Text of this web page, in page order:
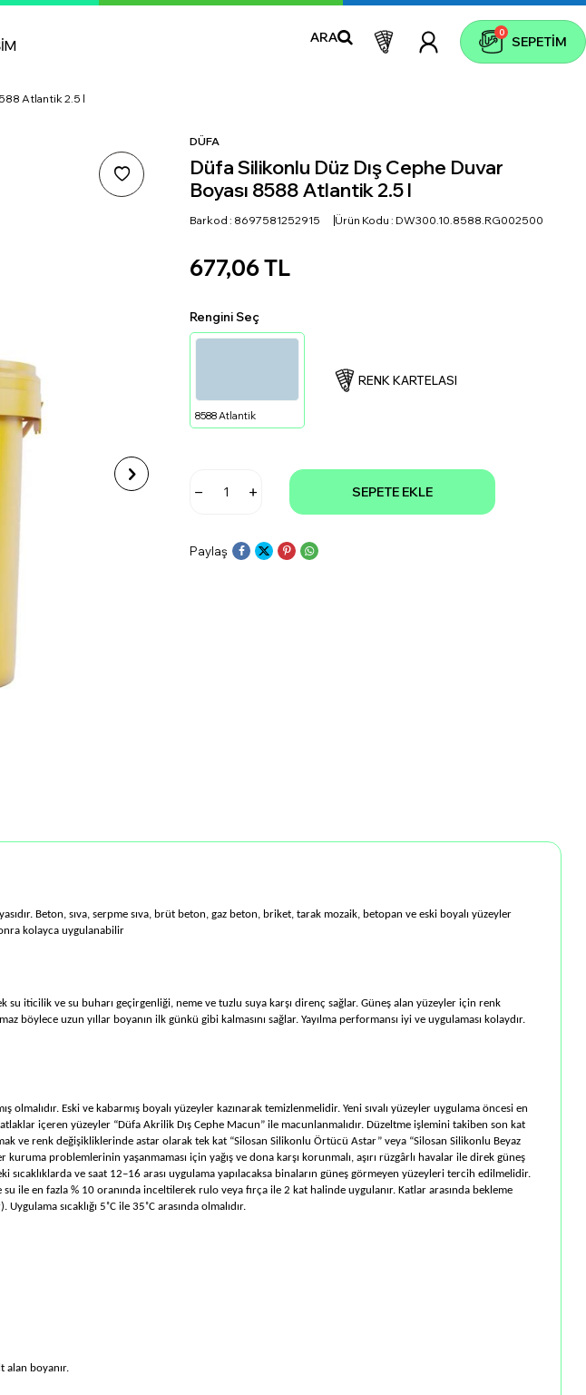
ARA SEPETIM
0
Atlantik 2.5 l
DÜFA
Düfa Silikonlu Düz Dış Cephe Duvar
Boyası 8588 Atlantik 2.5 l
Barkod : 8697581252915 Ürün Kodu : DW300.10.8588.RG002500
677,06TL
Rengini Seç
8588 Atlantik
RENK KARTELASI
SEPETE EKLE
Paylaş
Beton, sıva, serpme sıva, brüt beton, gaz beton, briket, tarak mozaik, betopan ve eski boyalı yüzeyler
kolayca uygulanabilir
iticilik ve su buharı geçirgenliği, neme ve tuzlu suya karşı direnç sağlar. Güneş alan yüzeyler için renk
böylece uzun yıllar boyanın ilk günkü gibi kalmasını sağlar. Yayılma performansı iyi ve uygulaması kolaydır.
olmalıdır. Eski ve kabarmış boyalı yüzeyler kazınarak temizlenmelidir. Yeni sıvalı yüzeyler uygulama öncesi en
içeren yüzeyler “Düfa Akrilik Dış Cephe Macun” ile macunlanmalıdır. Düzeltme işlemini takiben son kat
ve renk değişikliklerinde astar olarak tek kat “Silosan Silikonlu Örtücü Astar” veya “Silosan Silikonlu Beyaz
kuruma problemlerinin yaşanmaması için yağış ve dona karşı korunmalı, aşırı rüzgârlı havalar ile direk güneş
sıcaklıklarda ve saat 12–16 arası uygulama yapılacaksa binaların güneş görmeyen yüzeyleri tercih edilmelidir.
su ile en fazla % 10 oranında inceltilerek rulo veya fırça ile 2 kat halinde uygulanır. Katlar arasında bekleme
sıcaklığı 5˚C ile 35˚C arasında olmalıdır.
alan boyanır.